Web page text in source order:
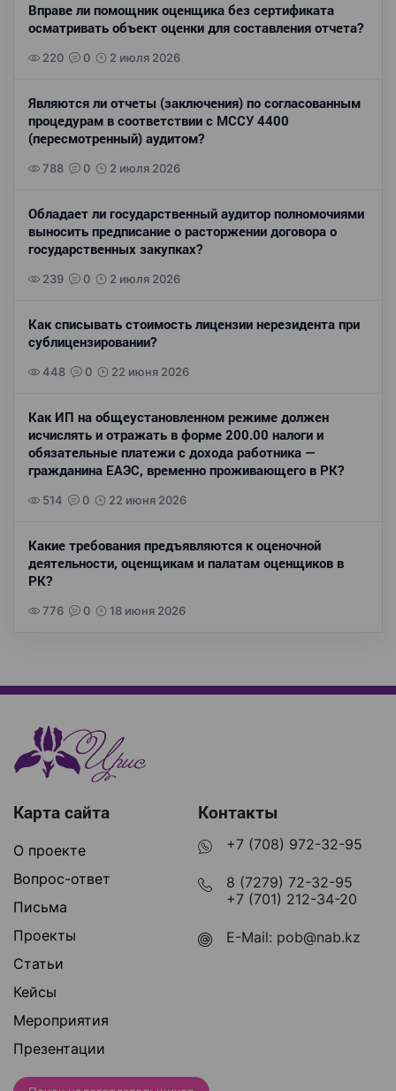
Вправе ли помощник оценщика без сертификата
осматривать объект оценки для составления отчета?
220 0 2 июля 2026
Являются ли отчеты (заключения) по согласованным
процедурам в соответствии с МССУ 4400
(пересмотренный) аудитом?
788 0 2 июля 2026
Обладает ли государственный аудитор полномочиями
выносить предписание о расторжении договора о
государственных закупках?
239 0 2 июля 2026
Как списывать стоимость лицензии нерезидента при
сублицензировании?
448 0 22 июня 2026
Как ИП на общеустановленном режиме должен
исчислять и отражать в форме 200.00 налоги и
обязательные платежи с дохода работника —
гражданина ЕАЭС, временно проживающего в РК?
514 0 22 июня 2026
Какие требования предъявляются к оценочной
деятельности, оценщикам и палатам оценщиков в
РК?
776 0 18 июня 2026
Карта сайта
О проекте
Вопрос-ответ
Письма
Проекты
Статьи
Кейсы
Мероприятия
Презентации
Контакты
+7 (708) 972-32-95
8 (7279) 72-32-95
+7 (701) 212-34-20
E-Mail: pob@nab.kz